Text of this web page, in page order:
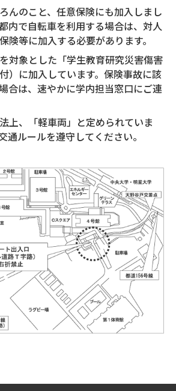
んのこと、任意保険にも加入しまし
内で自転車を利用する場合は、対人
険等に加入する必要があります。
対象とした「学生教育研究災害傷害
）に加入しています。保険事故に該
合は、速やかに学内担当窓口にご連
上、「軽車両」と定められていま
通ルールを遵守してください。